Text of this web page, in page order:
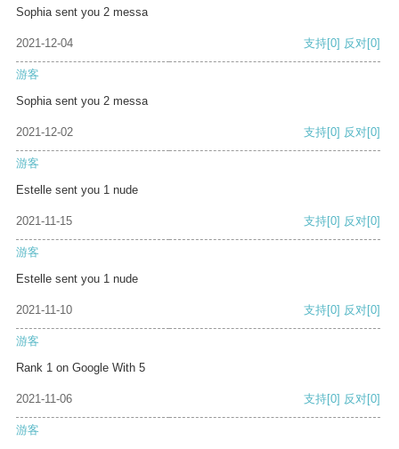
Sophia sent you 2 messa
2021-12-04 支持[0] 反对[0]
游客
Sophia sent you 2 messa
2021-12-02 支持[0] 反对[0]
游客
Estelle sent you 1 nude
2021-11-15 支持[0] 反对[0]
游客
Estelle sent you 1 nude
2021-11-10 支持[0] 反对[0]
游客
Rank 1 on Google With 5
2021-11-06 支持[0] 反对[0]
游客